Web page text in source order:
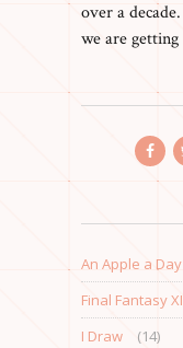
over a
we are getting
An Apple a Day
Final Fantasy XI
I Draw
(14)